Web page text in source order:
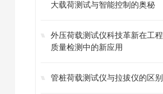
大载荷测试与智能控制的奥秘
外压荷载测试仪科技革新在工程
质量检测中的新应用
管桩荷载测试仪与拉拔仪的区别